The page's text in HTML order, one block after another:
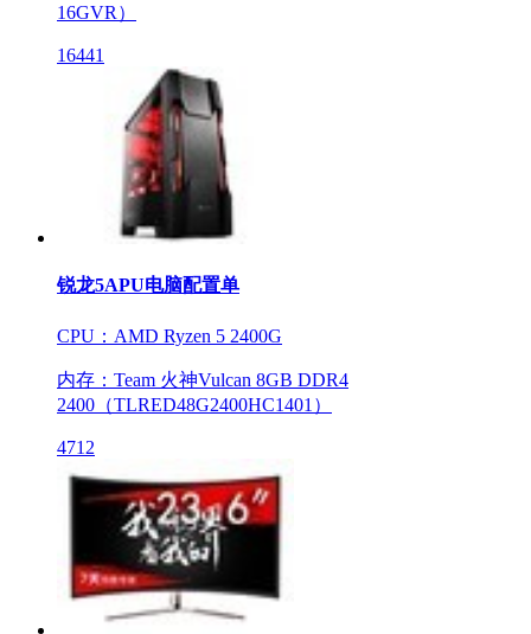
16GVR）
16441
锐龙5APU电脑配置单
CPU：AMD Ryzen 5 2400G
内存：Team 火神Vulcan 8GB DDR4
2400（TLRED48G2400HC1401）
4712